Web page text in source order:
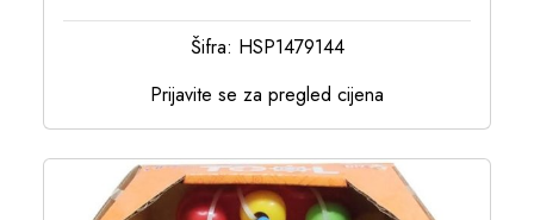
Šifra: HSP1479144
Prijavite se za pregled cijena